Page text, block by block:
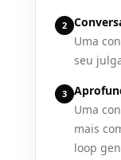
2
Uma
seu
3
Uma
mais
loop